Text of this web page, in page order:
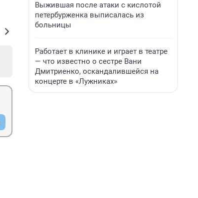
Выжившая после атаки с кислотой
петербурженка выписалась из
больницы
Работает в клинике и играет в театре
— что известно о сестре Вани
Дмитриенко, оскандалившейся на
концерте в «Лужниках»